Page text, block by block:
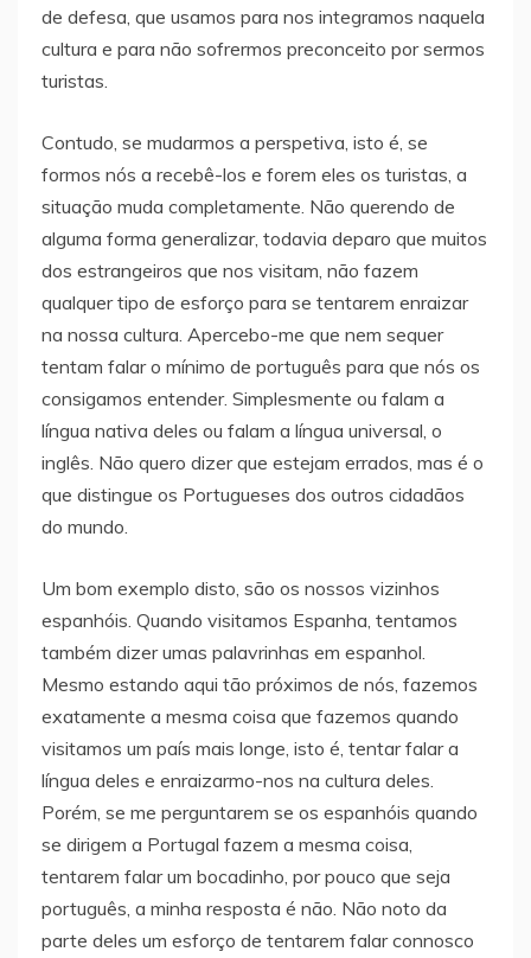
de defesa, que usamos para nos integramos naquela
cultura e para não sofrermos preconceito por sermos
turistas.
Contudo, se mudarmos a perspetiva, isto é, se
formos nós a recebê-los e forem eles os turistas, a
situação muda completamente. Não querendo de
alguma forma generalizar, todavia deparo que muitos
dos estrangeiros que nos visitam, não fazem
qualquer tipo de esforço para se tentarem enraizar
na nossa cultura. Apercebo-me que nem sequer
tentam falar o mínimo de português para que nós os
consigamos entender. Simplesmente ou falam a
língua nativa deles ou falam a língua universal, o
inglês. Não quero dizer que estejam errados, mas é o
que distingue os Portugueses dos outros cidadãos
do mundo.
Um bom exemplo disto, são os nossos vizinhos
espanhóis. Quando visitamos Espanha, tentamos
também dizer umas palavrinhas em espanhol.
Mesmo estando aqui tão próximos de nós, fazemos
exatamente a mesma coisa que fazemos quando
visitamos um país mais longe, isto é, tentar falar a
língua deles e enraizarmo-nos na cultura deles.
Porém, se me perguntarem se os espanhóis quando
se dirigem a Portugal fazem a mesma coisa,
tentarem falar um bocadinho, por pouco que seja
português, a minha resposta é não. Não noto da
parte deles um esforço de tentarem falar connosco